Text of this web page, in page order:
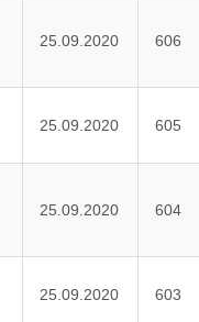
25.09.2020 606
25.09.2020 605
25.09.2020 604
25.09.2020 603